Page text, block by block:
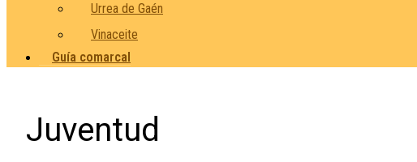
Urrea de Gaén
Vinaceite
Guía comarcal
Juventud